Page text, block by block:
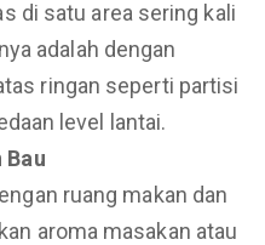
di satu area sering kali
adalah dengan
ringan seperti partisi
level lantai.
Bau
ruang makan dan
aroma masakan atau